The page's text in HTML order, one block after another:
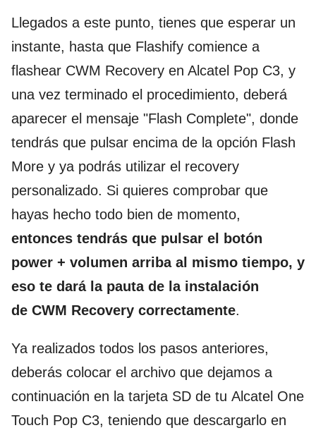
Llegados a este punto, tienes que esperar un
instante, hasta que Flashify comience a
flashear CWM Recovery en Alcatel Pop C3, y
una vez terminado el procedimiento, deberá
aparecer el mensaje "Flash Complete", donde
tendrás que pulsar encima de la opción Flash
More y ya podrás utilizar el recovery
personalizado. Si quieres comprobar que
hayas hecho todo bien de momento,
entonces tendrás que pulsar el botón
power + volumen arriba al mismo tiempo, y
eso te dará la pauta de la instalación
de CWM Recovery correctamente.
Ya realizados todos los pasos anteriores,
deberás colocar el archivo que dejamos a
continuación en la tarjeta SD de tu Alcatel One
Touch Pop C3, teniendo que descargarlo en